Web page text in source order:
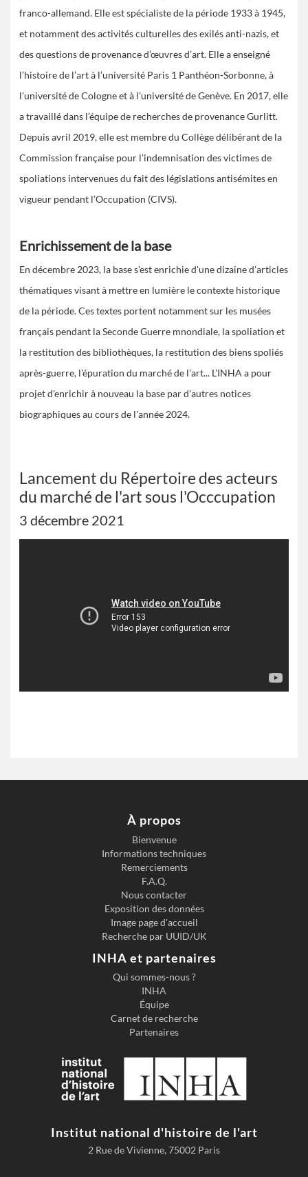
franco-allemand. Elle est spécialiste de la période 1933 à 1945,
et notamment des activités culturelles des exilés anti-nazis, et
des questions de provenance d’œuvres d’art. Elle a enseigné
l’histoire de l’art à l’université Paris 1 Panthéon-Sorbonne, à
l’université de Cologne et à l’université de Genève. En 2017, elle
a travaillé dans l’équipe de recherches de provenance Gurlitt.
Depuis avril 2019, elle est membre du Collège délibérant de la
Commission française pour l’indemnisation des victimes de
spoliations intervenues du fait des législations antisémites en
vigueur pendant l’Occupation (CIVS).
Enrichissement de la base
En décembre 2023, la base s'est enrichie d'une dizaine d'articles
thématiques visant à mettre en lumière le contexte historique
de la période. Ces textes portent notamment sur les musées
français pendant la Seconde Guerre mnondiale, la spoliation et
la restitution des bibliothèques, la restitution des biens spoliés
après-guerre, l'épuration du marché de l'art... L'INHA a pour
projet d'enrichir à nouveau la base par d'autres notices
biographiques au cours de l'année 2024.
Lancement du Répertoire des acteurs
du marché de l'art sous l'Occcupation
3 décembre 2021
À propos
Bienvenue
Informations techniques
Remerciements
F.A.Q.
Nous contacter
Exposition des données
Image page d'accueil
Recherche par UUID/UK
INHA et partenaires
Qui sommes-nous ?
INHA
Équipe
Carnet de recherche
Partenaires
Institut national d'histoire de l'art
2 Rue de Vivienne, 75002 Paris